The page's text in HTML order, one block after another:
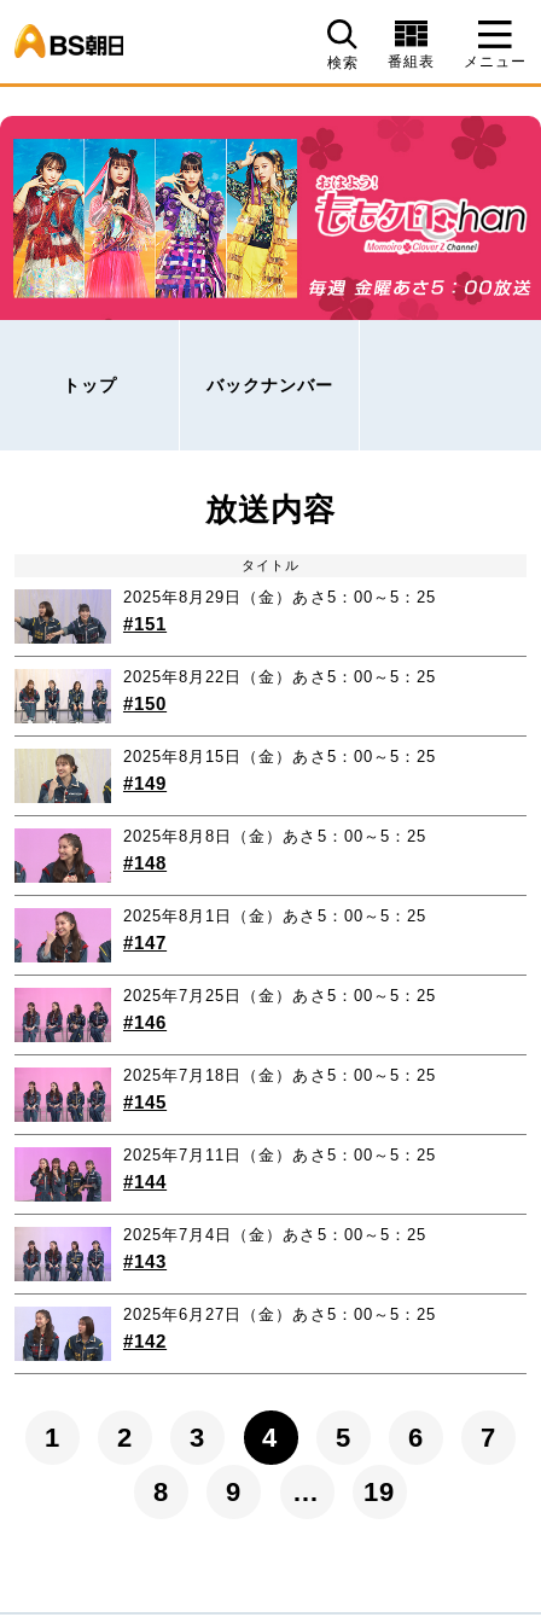
検索 番組表 メニュー
トップ バックナンバー
放送内容
タイトル
2025年8月29日（金）あさ5：00～5：25
#151
2025年8月22日（金）あさ5：00～5：25
#150
2025年8月15日（金）あさ5：00～5：25
#149
2025年8月8日（金）あさ5：00～5：25
#148
2025年8月1日（金）あさ5：00～5：25
#147
2025年7月25日（金）あさ5：00～5：25
#146
2025年7月18日（金）あさ5：00～5：25
#145
2025年7月11日（金）あさ5：00～5：25
#144
2025年7月4日（金）あさ5：00～5：25
#143
2025年6月27日（金）あさ5：00～5：25
#142
1 2 3 4 5 6
7
8
9 … 19